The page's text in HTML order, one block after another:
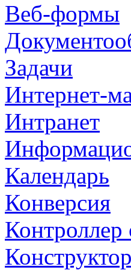
Веб-формы
Задачи
Интернет-
Интранет
Календарь
Конверсия
Контроллер